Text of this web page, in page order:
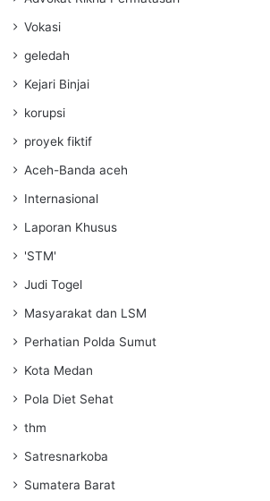
Vokasi
geledah
Kejari Binjai
korupsi
proyek fiktif
Aceh-Banda aceh
Internasional
Laporan Khusus
'STM'
Judi Togel
Masyarakat dan LSM
Perhatian Polda Sumut
Kota Medan
Pola Diet Sehat
thm
Satresnarkoba
Sumatera Barat